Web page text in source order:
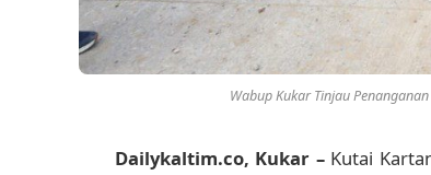
Wabup Kukar Tinjau
Dailykaltim.co, Kukar – Kutai